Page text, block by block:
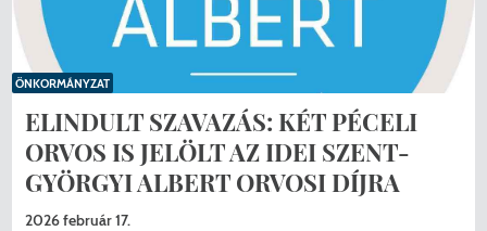
ELINDULT SZAVAZÁS: KÉT PÉCELI
ORVOS IS JELÖLT AZ IDEI SZENT-
GYÖRGYI ALBERT ORVOSI DÍJRA
2026 február 17.
ÖNKORMÁNYZAT